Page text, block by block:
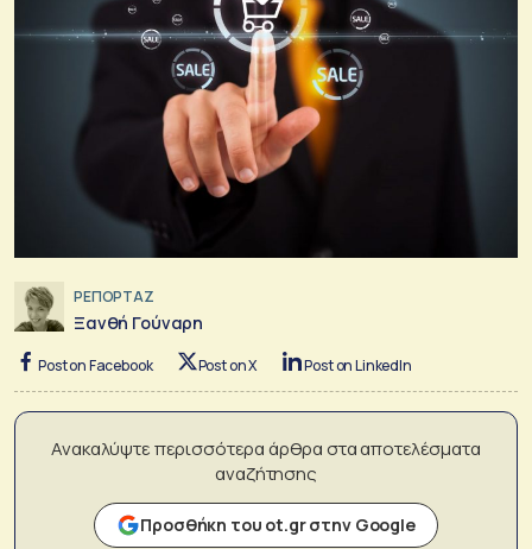
ΡΕΠΟΡΤΑΖ
Ξανθή Γούναρη
Post on Facebook Post on X Post on LinkedIn
Ανακαλύψτε περισσότερα άρθρα στα αποτελέσματα
αναζήτησης
Προσθήκη του ot.gr στην Google